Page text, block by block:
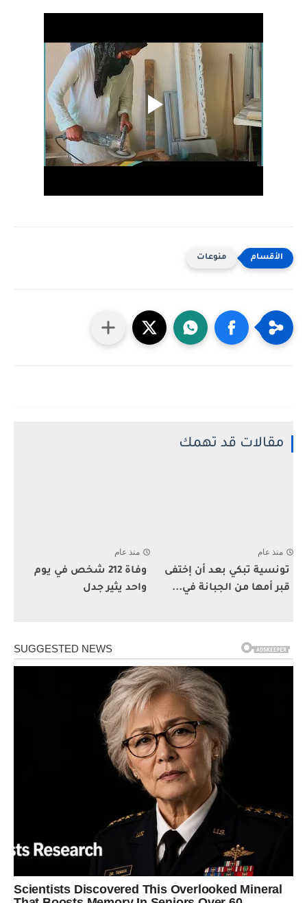
منوعات
مقالات قد تهمك
منذ عام
تونسية تبكي بعد أن إختفى
قبر أمها من الجبانة في...
منذ عام
وفاة 212 شخص في يوم
واحد يثير جدل